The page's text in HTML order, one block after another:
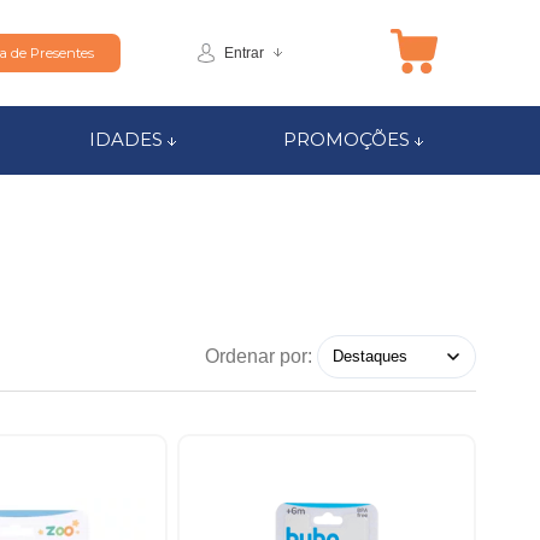
de Presentes Entrar
IDADES PROMOÇÕES
Ordenar por: